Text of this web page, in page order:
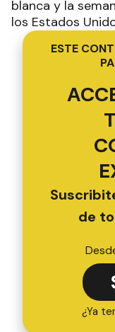
blanca y la
los Estados
ESTE
de
¿Ya